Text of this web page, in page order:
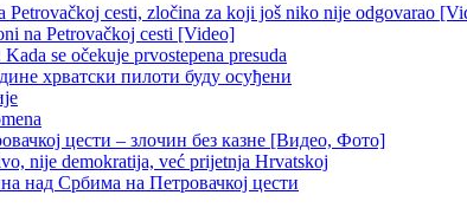
cesti, zločina za koji još niko nije odgovarao
na Petrovačkoj cesti [Video]
se očekuje prvostepena presuda
хрватски пилоти буду осуђени
цести – злочин без казне [Видео, Фото]
nije demokratija, već prijetnja Hrvatskoj
над Србима на Петровачкој цести